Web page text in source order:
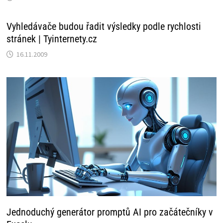
Vyhledávače budou řadit výsledky podle rychlosti
stránek | Tyinternety.cz
16.11.2009
Jednoduchý generátor promptů AI pro začátečníky v